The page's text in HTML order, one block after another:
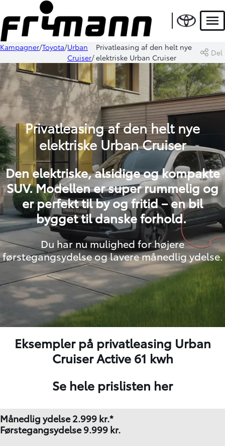
Kampagner Toyota Urban
Cruiser
Privatleasing af den helt nye
elektriske Urban Cruiser
Del
Privatleasing af den helt nye
elektriske Urban Cruiser
Den elektriske, alsidige og kompakte
SUV. Modellen er super rummelig og
er perfekt til by og fritid – en bil
bygget til danske forhold.
Du har nu mulighed for højere
førstegangsydelse og lavere månedlig ydelse.
Eksempler på privatleasing Urban
Cruiser Active 61 kwh
Se hele prislisten her
Månedlig ydelse 2.999 kr.*
Førstegangsydelse 9.999 kr.